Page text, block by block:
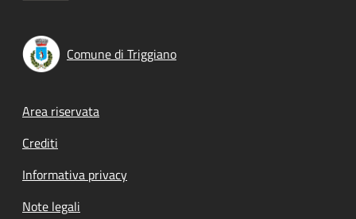
Comune di Triggiano
Footer menu
Area riservata
Crediti
Informativa privacy
Note legali